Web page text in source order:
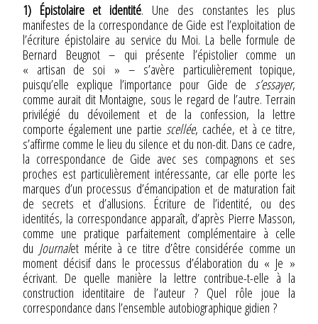
1) Épistolaire et identité. Une des constantes les plus
manifestes de la correspondance de Gide est l’exploitation de
l’écriture épistolaire au service du Moi. La belle formule de
Bernard Beugnot – qui présente l’épistolier comme un
« artisan de soi » – s’avère particulièrement topique,
puisqu’elle explique l’importance pour Gide des’essayer,
comme aurait dit Montaigne, sous le regard de l’autre. Terrain
privilégié du dévoilement et de la confession, la lettre
comporte également une partie scellée, cachée, et à ce titre,
s’affirme comme le lieu du silence et du non-dit. Dans ce cadre,
la correspondance de Gide avec ses compagnons et ses
proches est particulièrement intéressante, car elle porte les
marques d’un processus d’émancipation et de maturation fait
de secrets et d’allusions. Écriture de l’identité, ou des
identités, la correspondance apparaît, d’après Pierre Masson,
comme une pratique parfaitement complémentaire à celle
du Journalet mérite à ce titre d’être considérée comme un
moment décisif dans le processus d’élaboration du « Je »
écrivant. De quelle manière la lettre contribue-t-elle à la
construction identitaire de l’auteur ? Quel rôle joue la
correspondance dans l’ensemble autobiographique gidien ?